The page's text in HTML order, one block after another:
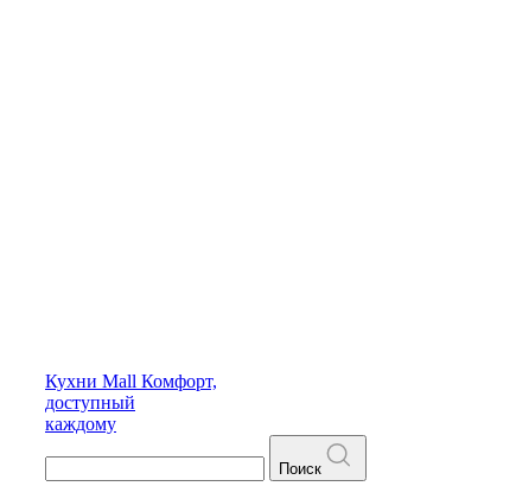
Кухни Mall Комфорт,
доступный
каждому
Поиск